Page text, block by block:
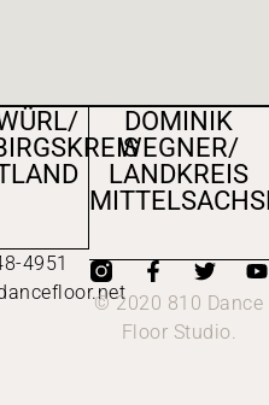
4951
DOMINIK
WEGNER/
LANDKREIS
© 2020 810 Dance
Floor Studio.